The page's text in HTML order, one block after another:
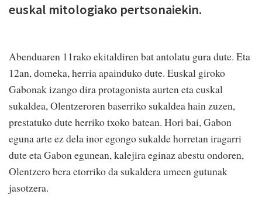
euskal mitologiako pertsonaiekin.
Abenduaren 11rako ekitaldiren bat antolatu gura dute. Eta
12an, domeka, herria apainduko dute. Euskal giroko
Gabonak izango dira protagonista aurten eta euskal
sukaldea, Olentzeroren baserriko sukaldea hain zuzen,
prestatuko dute herriko txoko batean. Hori bai, Gabon
eguna arte ez dela inor egongo sukalde horretan iragarri
dute eta Gabon egunean, kalejira eginaz abestu ondoren,
Olentzero bera etorriko da sukaldera umeen gutunak
jasotzera.